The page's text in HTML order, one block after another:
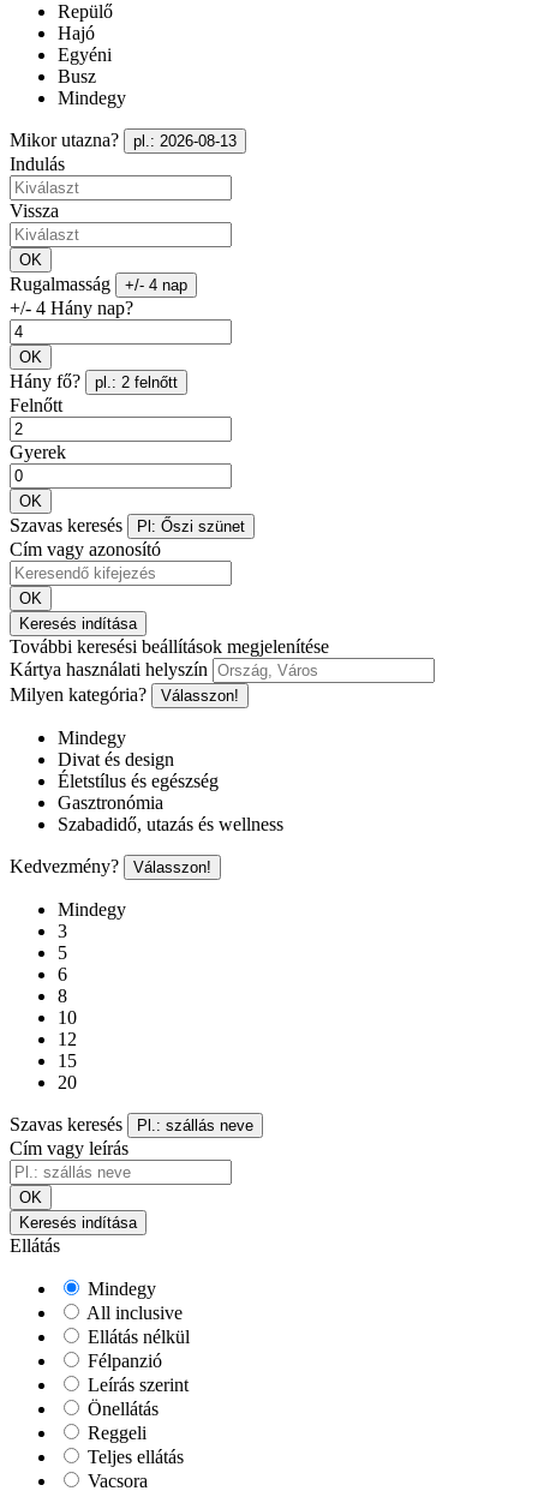
Repülő
Hajó
Egyéni
Busz
Mindegy
Mikor utazna? pl.: 2026-08-13
Indulás
Vissza
OK
Rugalmasság +/- 4 nap
+/- 4 Hány nap?
OK
Hány fő? pl.: 2 felnőtt
Felnőtt
Gyerek
OK
Szavas keresés Pl: Őszi szünet
Cím vagy azonosító
OK
Keresés indítása
További keresési beállítások megjelenítése
Kártya használati helyszín
Milyen kategória?
Válasszon!
Mindegy
Divat és design
Életstílus és egészség
Gasztronómia
Szabadidő, utazás és wellness
Kedvezmény? Válasszon!
Mindegy
3
5
6
8
10
12
15
20
Szavas keresés Pl.: szállás neve
Cím vagy leírás
OK
Keresés indítása
Ellátás
Mindegy
All inclusive
Ellátás nélkül
Félpanzió
Leírás szerint
Önellátás
Reggeli
Teljes ellátás
Vacsora